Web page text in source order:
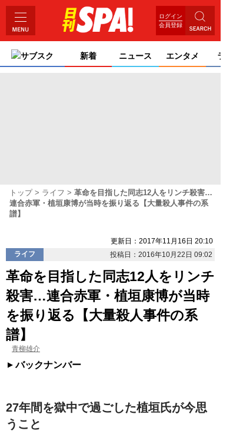
ログイン
会員登録
サブスク 新着 ニュース エンタメ ライ
トップ ライフ
革命を目指した同志12人をリンチ殺害…
連合赤軍・植垣康博が当時を振り返る【大量殺人事件の系
譜】
更新日：2017年11月16日 20:10
ライフ
投稿日：2016年10月22日 09:02
革命を目指した同志12人をリンチ
殺害…連合赤軍・植垣康博が当時
を振り返る【大量殺人事件の系
譜】
青柳雄介
バックナンバー
27年間を獄中で過ごした植垣氏が今思
うこと